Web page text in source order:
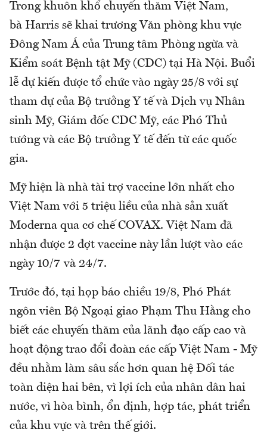
Trong khuôn khổ chuyến thăm Việt Nam,
bà Harris sẽ khai trương Văn phòng khu vực
Đông Nam Á của Trung tâm Phòng ngừa và
Kiểm soát Bệnh tật Mỹ (CDC) tại Hà Nội. Buổi
lễ dự kiến được tổ chức vào ngày 25/8 với sự
tham dự của Bộ trưởng Y tế và Dịch vụ Nhân
sinh Mỹ, Giám đốc CDC Mỹ, các Phó Thủ
tướng và các Bộ trưởng Y tế đến từ các quốc
gia.
Mỹ hiện là nhà tài trợ vaccine lớn nhất cho
Việt Nam với 5 triệu liều của nhà sản xuất
Moderna qua cơ chế COVAX. Việt Nam đã
nhận được 2 đợt vaccine này lần lượt vào các
ngày 10/7 và 24/7.
Trước đó, tại họp báo chiều 19/8, Phó Phát
ngôn viên Bộ Ngoại giao Phạm Thu Hằng cho
biết các chuyến thăm của lãnh đạo cấp cao và
hoạt động trao đổi đoàn các cấp Việt Nam - Mỹ
đều nhằm làm sâu sắc hơn quan hệ Đối tác
toàn diện hai bên, vì lợi ích của nhân dân hai
nước, vì hòa bình, ổn định, hợp tác, phát triển
của khu vực và trên thế giới.